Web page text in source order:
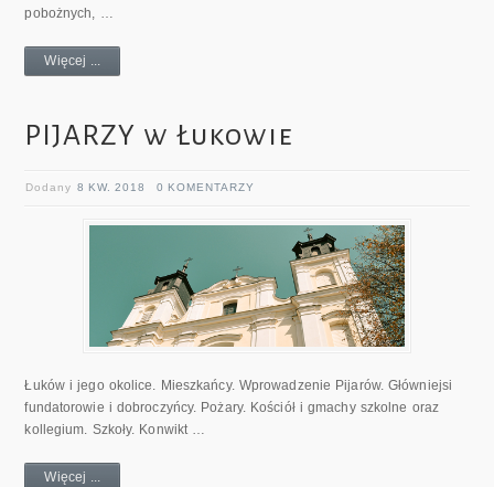
pobożnych, …
Więcej ...
PIJARZY w Łukowie
Dodany8 KW. 2018 0 KOMENTARZY
Łuków i jego okolice. Mieszkańcy. Wprowadzenie Pijarów. Główniejsi
fundatorowie i dobroczyńcy. Po­żary. Kościół i gmachy szkolne oraz
kollegium. Szko­ły. Konwikt …
Więcej ...